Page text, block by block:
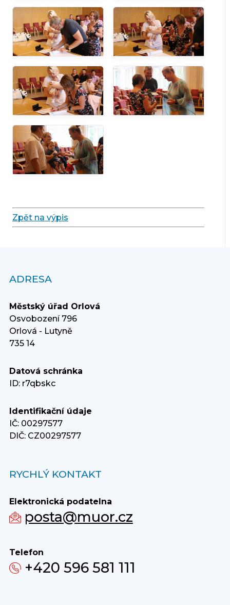
Zpět na výpis
ADRESA
Městský úřad Orlová
Osvobození 796
Orlová - Lutyně
735 14
Datová schránka
ID: r7qbskc
Identifikační údaje
IČ: 00297577
DIČ: CZ00297577
RYCHLÝ KONTAKT
Elektronická podatelna
posta@muor.cz
Telefon
+420 596 581 111